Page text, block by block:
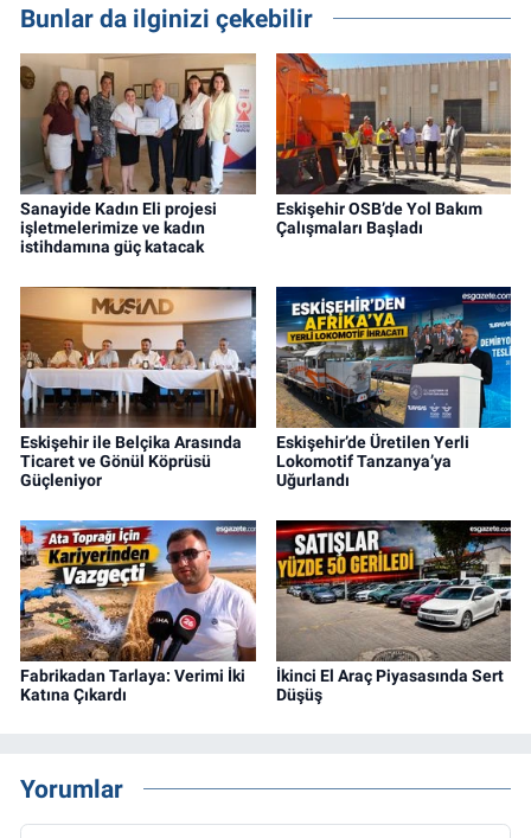
Bunlar da ilginizi çekebilir
Sanayide Kadın Eli projesi
işletmelerimize ve kadın
istihdamına güç katacak
Eskişehir OSB’de Yol Bakım
Çalışmaları Başladı
Eskişehir ile Belçika Arasında
Ticaret ve Gönül Köprüsü
Güçleniyor
Eskişehir’de Üretilen Yerli
Lokomotif Tanzanya’ya
Uğurlandı
Fabrikadan Tarlaya: Verimi İki
Katına Çıkardı
İkinci El Araç Piyasasında Sert
Düşüş
Yorumlar